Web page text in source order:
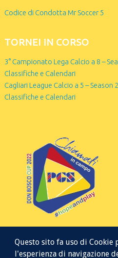
Codice di Condotta Mr Soccer 5
TORNEI IN CORSO
3° Campionato Lega Calcio a 8 –
Classifiche e Calendari
Cagliari League Calcio a 5 – Season
Classifiche e Calendari
Questo sito fa uso di Cookie
l'esperienza di navigazione